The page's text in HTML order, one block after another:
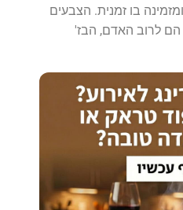
בו זמנית. הצבעים
לרוב האדם, הבז'